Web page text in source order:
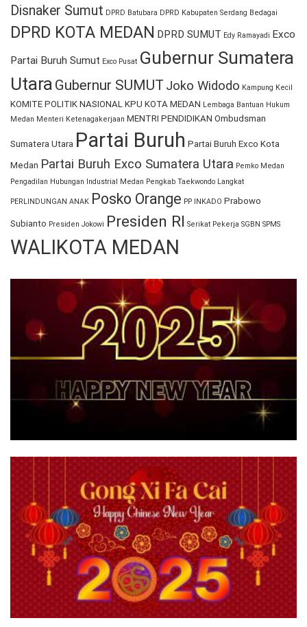
Disnaker Sumut DPRD Batubara DPRD Kabupaten Serdang Bedagai
DPRD KOTA MEDAN DPRD SUMUT Edy Ramayadi Exco
Partai Buruh Sumut Exco Pusat Gubernur Sumatera
Utara Gubernur SUMUT Joko Widodo Kampung Kecil
KOMITE POLITIK NASIONAL KPU KOTA MEDAN Lembaga Bantuan Hukum
Medan Menteri Ketenagakerjaan MENTRI PENDIDIKAN Ombudsman
Sumatera Utara Partai Buruh Partai Buruh Exco Kota
Medan Partai Buruh Exco Sumatera Utara Pemko Medan
Pengadilan Hubungan Industrial Medan Pengkab Taekwondo Langkat
PERLINDUNGAN ANAK Posko Orange PP INKADO Prabowo
Subianto Presiden Jokowi Presiden RI Serikat Pekerja SGBN SPMS
WALIKOTA MEDAN